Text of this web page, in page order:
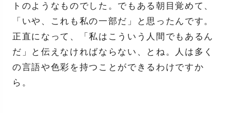
トのようなものでした。でもある朝目覚めて、
「いや、これも私の一部だ」と思ったんです。
正直になって、「私はこういう人間でもあるん
だ」と伝えなければならない、とね。人は多く
の言語や色彩を持つことができるわけですか
ら。